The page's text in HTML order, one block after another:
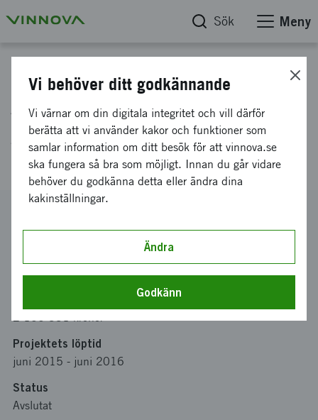
Sök Meny
Adtoma RTB Direct the next
generation real-time bidding
platform
2015-01563
ADTOMA AB
2 100 331 kronor
Projektets löptid
juni 2015 - juni 2016
Status
Avslutat
Vi behöver ditt godkännande
Vi värnar om din digitala integritet och vill därför
berätta att vi använder kakor och funktioner som
samlar information om ditt besök för att vinnova.se
ska fungera så bra som möjligt. Innan du går vidare
behöver du godkänna detta eller ändra dina
kakinställningar.
Ändra
Godkänn